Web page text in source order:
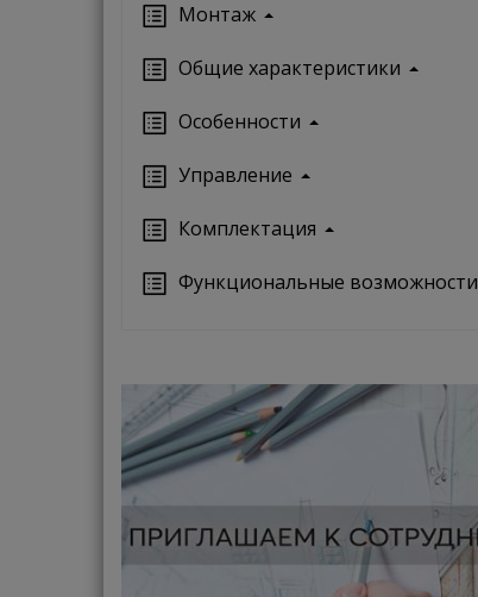
Монтаж
Oбщие характеристики
Особенности
Управление
Кoмплектация
Функциональные возможности